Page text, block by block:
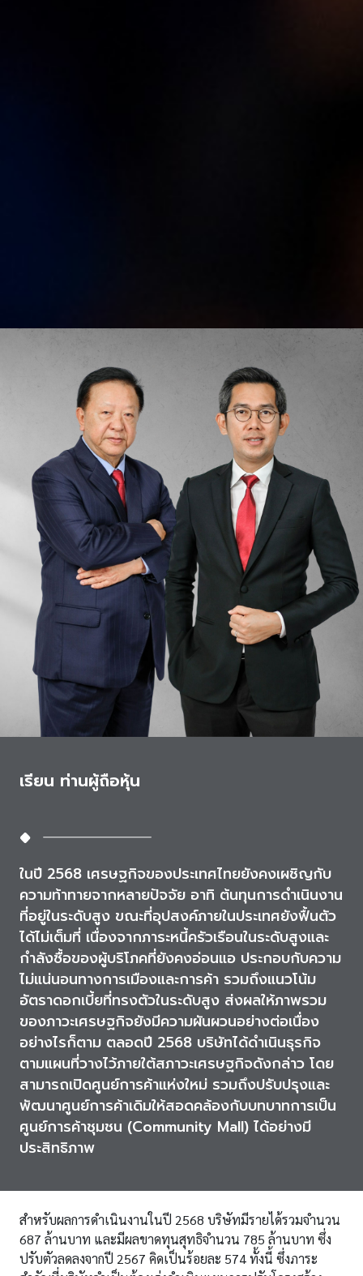
เรียน ท่านผู้ถือหุ้น
ในปี 2568 เศรษฐกิจของประเทศไทยยังคงเผชิญกับ
ความท้าทายจากหลายปัจจัย อาทิ ต้นทุนการดำเนินงาน
ที่อยู่ในระดับสูง ขณะที่อุปสงค์ภายในประเทศยังฟื้นตัว
ได้ไม่เต็มที่ เนื่องจากภาระหนี้ครัวเรือนในระดับสูงและ
กำลังซื้อของผู้บริโภคที่ยังคงอ่อนแอ ประกอบกับความ
ไม่แน่นอนทางการเมืองและการค้า รวมถึงแนวโน้ม
อัตราดอกเบี้ยที่ทรงตัวในระดับสูง ส่งผลให้ภาพรวม
ของภาวะเศรษฐกิจยังมีความผันผวนอย่างต่อเนื่อง
อย่างไรก็ตาม ตลอดปี 2568 บริษัทได้ดำเนินธุรกิจ
ตามแผนที่วางไว้ภายใต้สภาวะเศรษฐกิจดังกล่าว โดย
สามารถเปิดศูนย์การค้าแห่งใหม่ รวมถึงปรับปรุงและ
พัฒนาศูนย์การค้าเดิมให้สอดคล้องกับบทบาทการเป็น
ศูนย์การค้าชุมชน (Community Mall) ได้อย่างมี
ประสิทธิภาพ
สำหรับผลการดำเนินงานในปี 2568 บริษัทมีรายได้รวมจำนวน
687 ล้านบาท และมีผลขาดทุนสุทธิจำนวน 785 ล้านบาท ซึ่ง
ปรับตัวลดลงจากปี 2567 คิดเป็นร้อยละ 574 ทั้งนี้ ซึ่งภาระ